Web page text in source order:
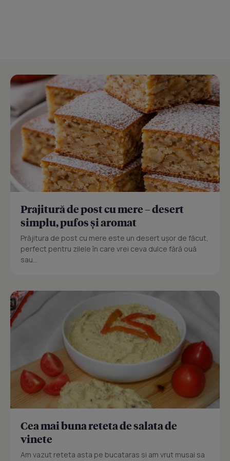
Prajitură de post cu mere – desert
simplu, pufos și aromat
Prăjitura de post cu mere este un desert ușor de făcut,
perfect pentru zilele în care vrei ceva dulce fără ouă
sau...
Cea mai buna reteta de salata de
vinete
Am vazut reteta asta pe bucataras si am vrut musai sa